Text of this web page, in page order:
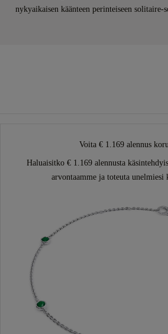
nykyaikaisen käänteen perinteiseen solitaire-
Voita € 1.169 alennus
Haluaisitko € 1.169 alennusta
arvontaamme ja toteuta unelmiesi